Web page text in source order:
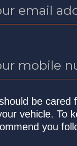
Paint Protection
care for the
looking great,